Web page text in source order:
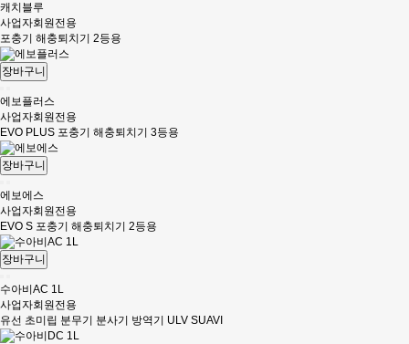
캐치블루
사업자회원전용
포충기 해충퇴치기 2등용
장바구니
에보플러스
사업자회원전용
EVO PLUS 포충기 해충퇴치기 3등용
장바구니
에보에스
사업자회원전용
EVO S 포충기 해충퇴치기 2등용
장바구니
수아비AC 1L
사업자회원전용
유선 초미립 분무기 분사기 방역기 ULV SUAVI